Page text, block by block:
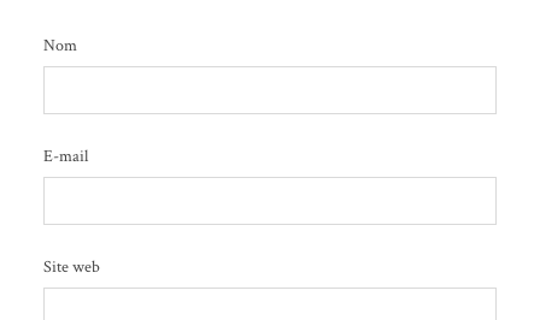
Nom
E-mail
Site web